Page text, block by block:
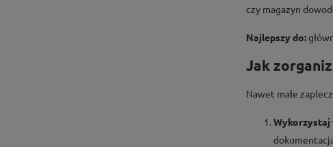
czy magazyn
Najlepszy do:
Jak
Nawet małe
Wykorzystaj